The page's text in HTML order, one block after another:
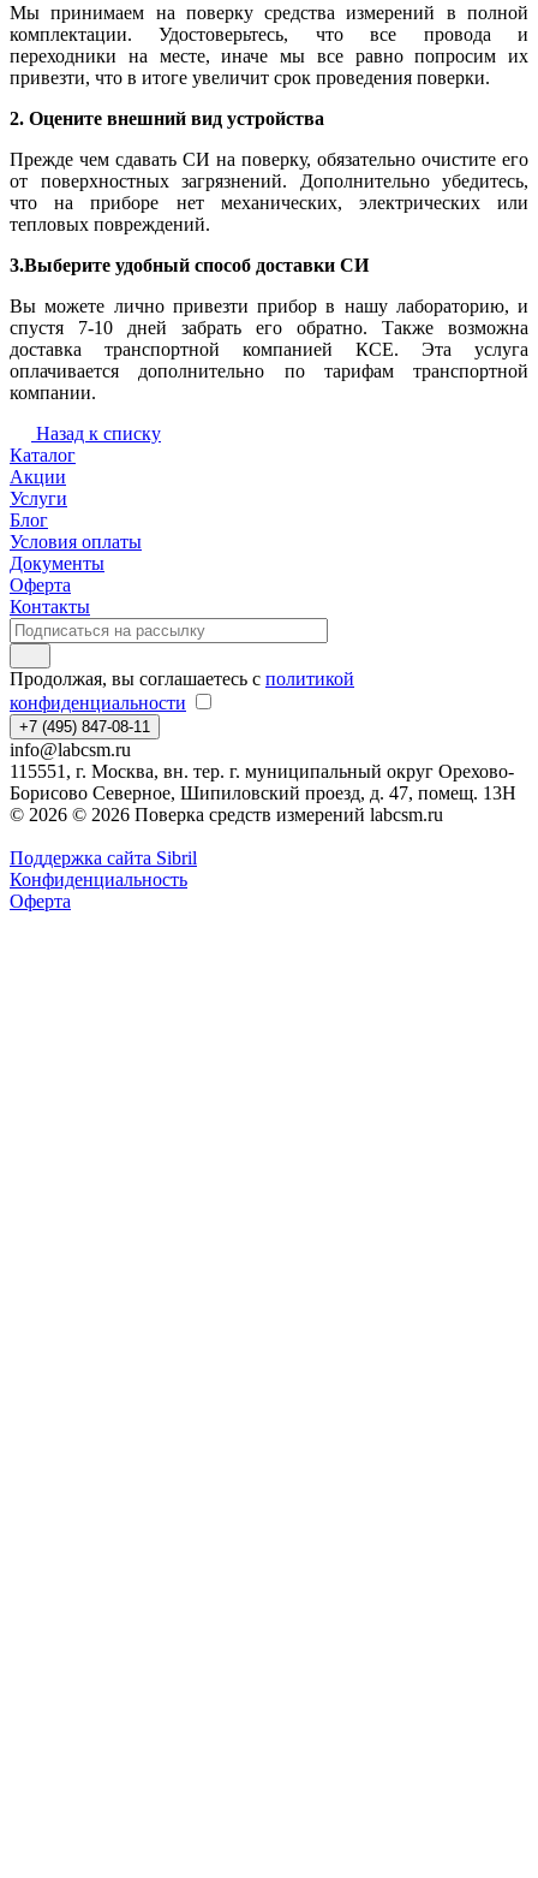
Мы принимаем на поверку средства измерений в полной
комплектации. Удостоверьтесь, что все провода и
переходники на месте, иначе мы все равно попросим их
привезти, что в итоге увеличит срок проведения поверки.
2. Оцените внешний вид устройства
Прежде чем сдавать СИ на поверку, обязательно очистите его
от поверхностных загрязнений. Дополнительно убедитесь,
что на приборе нет механических, электрических или
тепловых повреждений.
3.Выберите удобный способ доставки СИ
Вы можете лично привезти прибор в нашу лабораторию, и
спустя 7-10 дней забрать его обратно. Также возможна
доставка транспортной компанией КСЕ. Эта услуга
оплачивается дополнительно по тарифам транспортной
компании.
Назад к списку
Каталог
Акции
Услуги
Блог
Условия оплаты
Документы
Оферта
Контакты
Продолжая, вы соглашаетесь с политикой
конфиденциальности
+7 (495) 847-08-11
info@labcsm.ru
115551, г. Москва, вн. тер. г. муниципальный округ Орехово-
Борисово Северное, Шипиловский проезд, д. 47, помещ. 13Н
© 2026 © 2026 Поверка средств измерений labcsm.ru
Поддержка сайта Sibril
Конфиденциальность
Оферта